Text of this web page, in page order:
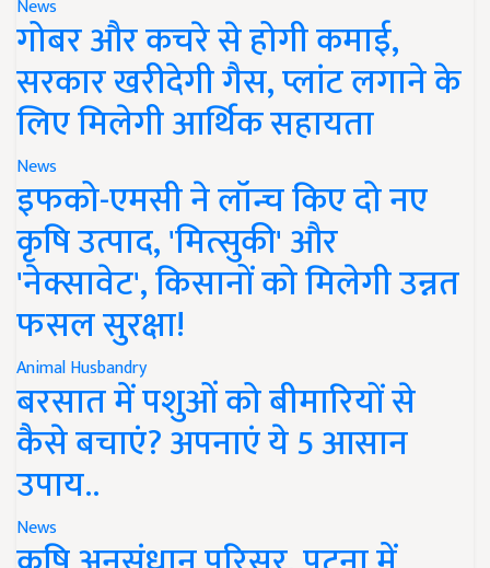
News
गोबर और कचरे से होगी कमाई,
सरकार खरीदेगी गैस, प्लांट लगाने के
लिए मिलेगी आर्थिक सहायता
News
इफको-एमसी ने लॉन्च किए दो नए
कृषि उत्पाद, 'मित्सुकी' और
'नेक्सावेट', किसानों को मिलेगी उन्नत
फसल सुरक्षा!
Animal Husbandry
बरसात में पशुओं को बीमारियों से
कैसे बचाएं? अपनाएं ये 5 आसान
उपाय..
News